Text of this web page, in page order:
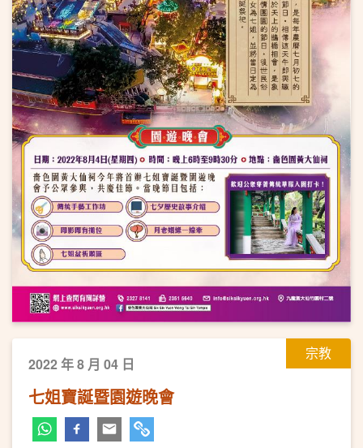
宗教
2022 年 8 月 04 日
七姐寶誕暨園遊晚會